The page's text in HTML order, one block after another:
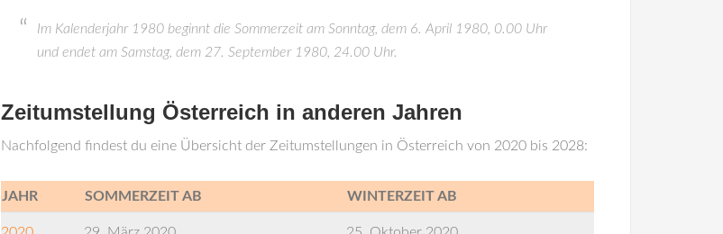
Im Kalenderjahr 1980 beginnt die Sommerzeit am Sonntag, dem 6. April 1980, 0.00 Uhr
und endet am Samstag, dem 27. September 1980, 24.00 Uhr.
Zeitumstellung Österreich in anderen Jahren
Nachfolgend findest du eine Übersicht der Zeitumstellungen in Österreich von 2020 bis 2028:
JAHR SOMMERZEIT AB WINTERZEIT AB